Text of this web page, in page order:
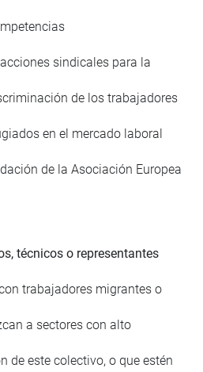
sindicales para la
de los trabajadores
en el mercado laboral
de la Asociación Europea
técnicos o representantes
trabajadores migrantes o
a sectores con alto
de este colectivo, o que estén